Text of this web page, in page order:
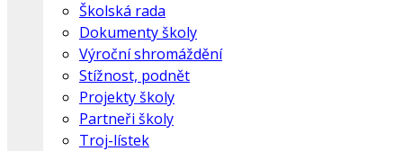
Školská rada
Dokumenty školy
Výroční shromáždění
Stížnost, podnět
Projekty školy
Partneři školy
Troj-lístek